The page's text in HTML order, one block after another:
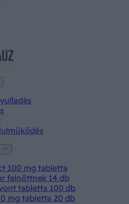
100 mg tabletta
felnőttnek 14 db
tabletta 100 db
mg tabletta 20 db